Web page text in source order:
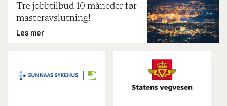
Tre jobbtilbud 10 måneder før
masteravslutning!
Les mer